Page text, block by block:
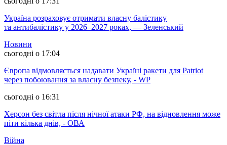
Україна розраховує отримати власну балістику
та антибалістику у 2026–2027 роках, — Зеленський
Новини
сьогодні о 17:04
Європа відмовляється надавати Україні ракети для Patriot
через побоювання за власну безпеку, - WP
сьогодні о 16:31
Херсон без світла після нічної атаки РФ, на відновлення може
піти кілька днів, - ОВА
Війна